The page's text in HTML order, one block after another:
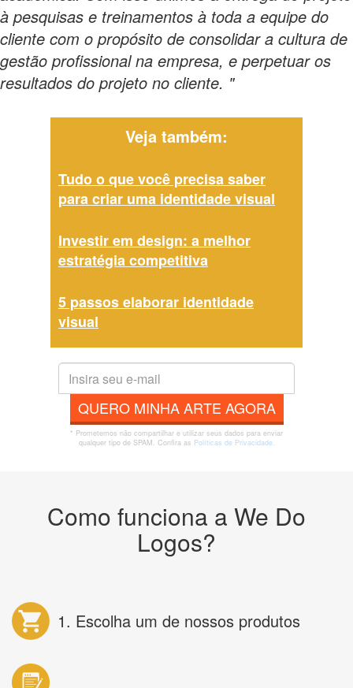
à pesquisas e treinamentos à toda a equipe do
cliente com o propósito de consolidar a cultura de
gestão profissional na empresa, e perpetuar os
resultados do projeto no cliente. "
Veja também:
Tudo o que você precisa saber
para criar uma identidade visual
Investir em design: a melhor
estratégia competitiva
5 passos elaborar identidade
visual
QUERO MINHA ARTE AGORA
* Prometemos não compartilhar e utilizar seus dados para enviar
qualquer tipo de SPAM. Confira as Políticas de Privacidade.
Como funciona a We Do
Logos?
1. Escolha um de nossos produtos